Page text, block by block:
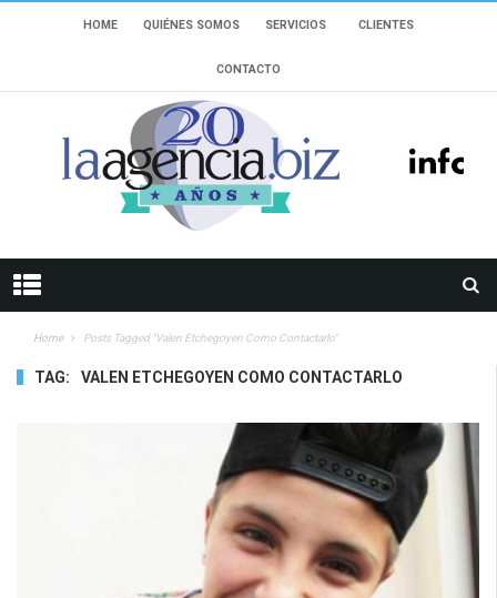
HOME QUIÉNES SOMOS SERVICIOS CLIENTES
CONTACTO
Home Posts Tagged "valen Etchegoyen Como Contactarlo"
TAG: VALEN ETCHEGOYEN COMO CONTACTARLO